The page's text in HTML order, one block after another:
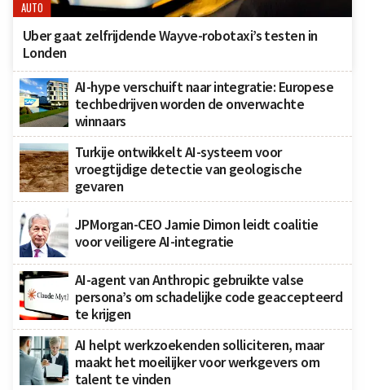
AUTO
Uber gaat zelfrijdende Wayve-robotaxi’s testen in
Londen
AI-hype verschuift naar integratie: Europese
techbedrijven worden de onverwachte
winnaars
Turkije ontwikkelt AI-systeem voor
vroegtijdige detectie van geologische
gevaren
JPMorgan-CEO Jamie Dimon leidt coalitie
voor veiligere AI-integratie
AI-agent van Anthropic gebruikte valse
persona’s om schadelijke code geaccepteerd
te krijgen
AI helpt werkzoekenden solliciteren, maar
maakt het moeilijker voor werkgevers om
talent te vinden